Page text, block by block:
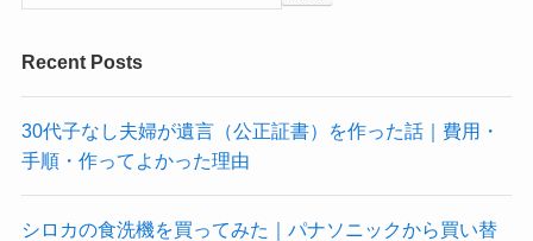
Recent Posts
30代子なし夫婦が遺言（公正証書）を作った話｜費用・
手順・作ってよかった理由
シロカの食洗機を買ってみた｜パナソニックから買い替